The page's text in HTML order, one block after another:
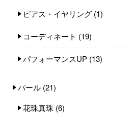
ピアス・イヤリング (1)
コーディネート (19)
パフォーマンスUP (13)
パール (21)
花珠真珠 (6)